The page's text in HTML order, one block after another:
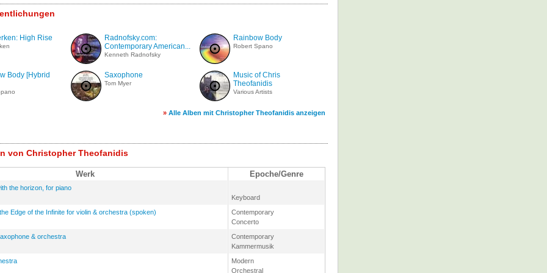
High Rise
Radnofsky.com:
Contemporary American...
Kenneth Radnofsky
Rainbow Body
Robert Spano
Body [Hybrid Saxophone
Tom Myer
Music of Chris
Theofanidis
Various Artists
» Alle Alben mit Christopher Theofanidis anzeigen
von Christopher Theofanidis
Werk Epoche/Genre
the horizon, for piano
Keyboard
Edge of the Infinite for violin & orchestra (spoken)
Contemporary
Concerto
& orchestra
Contemporary
Kammermusik
Modern
Orchestral